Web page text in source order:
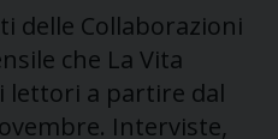
delle Collaborazioni
che La Vita
lettori a partire dal
Interviste,